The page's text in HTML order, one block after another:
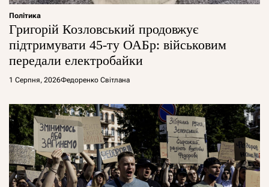
Політика
Григорій Козловський продовжує
підтримувати 45-ту ОАБр: військовим
передали електробайки
1 Серпня, 2026Федоренко Світлана